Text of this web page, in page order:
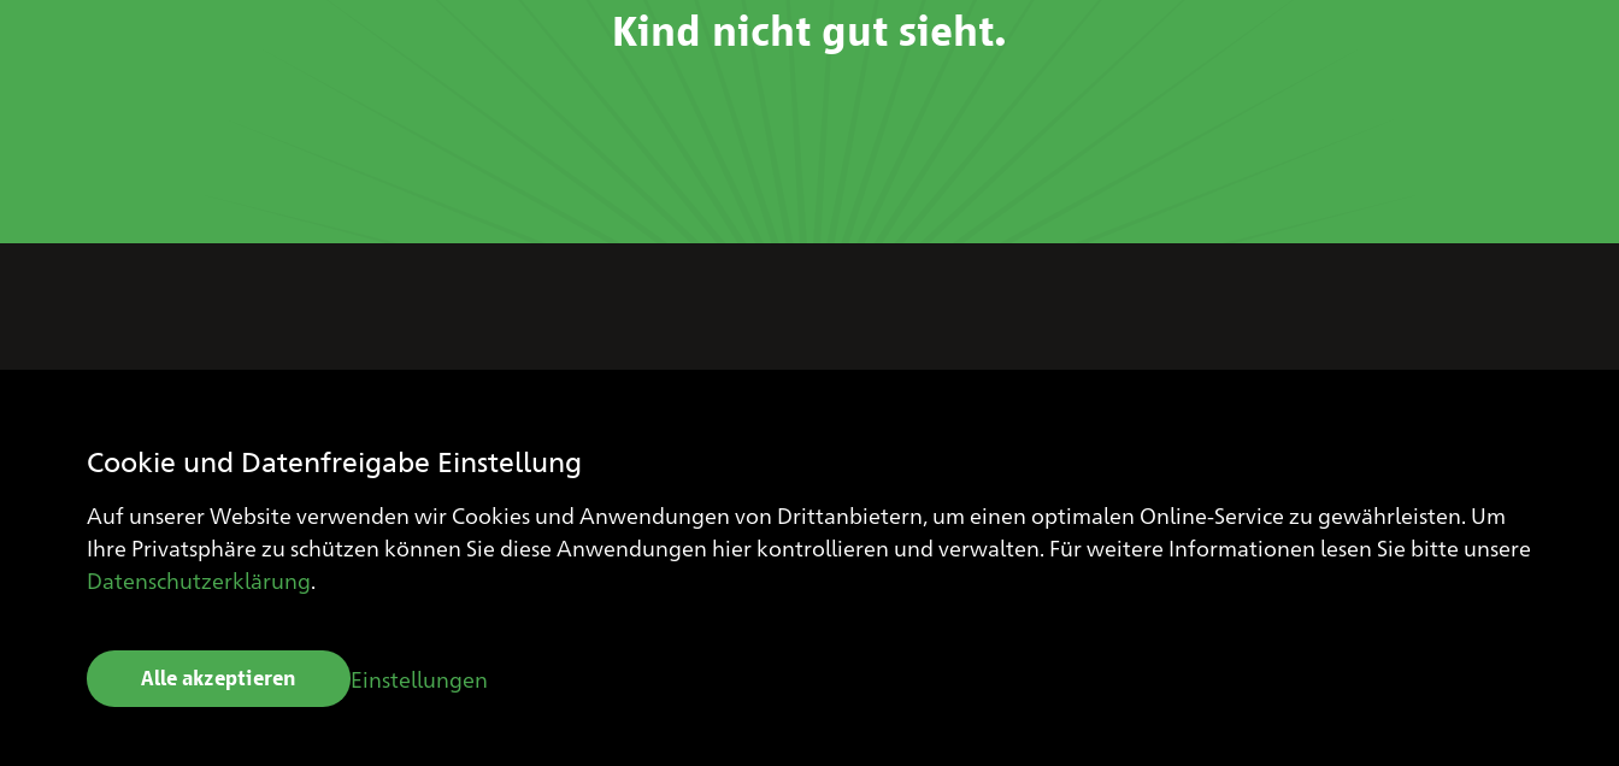
Kind nicht gut sieht.
Kirchlindachstrasse 49
3052 Zollikofen
T+41 (0) 31 910 25 16
sekretariat
blindenschule.ch
Datenschutzerklärung
Cookie Einstellungen
Cookie und Datenfreigabe Einstellung
Auf unserer Website verwenden wir Cookies und Anwendungen von Drittanbietern, um einen optimalen Online-Service zu gewährleisten. Um
Ihre Privatsphäre zu schützen können Sie diese Anwendungen hier kontrollieren und verwalten. Für weitere Informationen lesen Sie bitte unsere
Datenschutzerklärung.
Alle akzeptieren Einstellungen